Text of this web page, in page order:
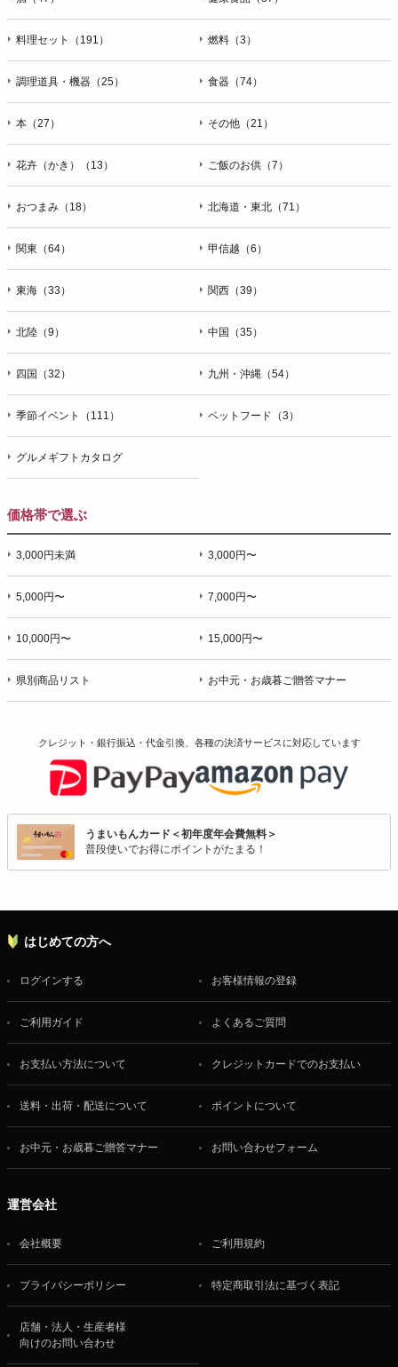
料理セット（191） 燃料（3）
調理道具・機器（25） 食器（74）
本（27） その他（21）
花卉（かき）（13） ご飯のお供（7）
おつまみ（18） 北海道・東北（71）
関東（64） 甲信越（6）
東海（33） 関西（39）
北陸（9） 中国（35）
四国（32） 九州・沖縄（54）
季節イベント（111） ペットフード（3）
グルメギフトカタログ
価格帯で選ぶ
3,000円未満 3,000円〜
5,000円〜 7,000円〜
10,000円〜 15,000円〜
県別商品リスト お中元・お歳暮ご贈答マナー
クレジット・銀行振込・代金引換、各種の決済サービスに対応しています
うまいもんカード＜初年度年会費無料＞
普段使いでお得にポイントがたまる！
はじめての方へ
ログインする お客様情報の登録
ご利用ガイド よくあるご質問
お支払い方法について クレジットカードでのお支払い
送料・出荷・配送について ポイントについて
お中元・お歳暮ご贈答マナー お問い合わせフォーム
運営会社
会社概要 ご利用規約
プライバシーポリシー 特定商取引法に基づく表記
店舗・法人・生産者様
向けのお問い合わせ